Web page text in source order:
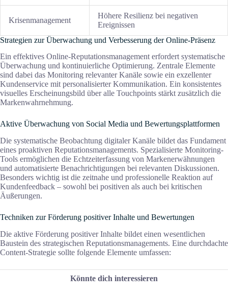
Krisenmanagement
Höhere Resilienz bei negativen
Ereignissen
Strategien zur Überwachung und Verbesserung der Online-Präsenz
Ein effektives Online-Reputationsmanagement erfordert systematische
Überwachung und kontinuierliche Optimierung. Zentrale Elemente
sind dabei das Monitoring relevanter Kanäle sowie ein exzellenter
Kundenservice mit personalisierter Kommunikation. Ein konsistentes
visuelles Erscheinungsbild über alle Touchpoints stärkt zusätzlich die
Markenwahrnehmung.
Aktive Überwachung von Social Media und Bewertungsplattformen
Die systematische Beobachtung digitaler Kanäle bildet das Fundament
eines proaktiven Reputationsmanagements. Spezialisierte Monitoring-
Tools ermöglichen die Echtzeiterfassung von Markenerwähnungen
und automatisierte Benachrichtigungen bei relevanten Diskussionen.
Besonders wichtig ist die zeitnahe und professionelle Reaktion auf
Kundenfeedback – sowohl bei positiven als auch bei kritischen
Äußerungen.
Techniken zur Förderung positiver Inhalte und Bewertungen
Die aktive Förderung positiver Inhalte bildet einen wesentlichen
Baustein des strategischen Reputationsmanagements. Eine durchdachte
Content-Strategie sollte folgende Elemente umfassen:
Könnte dich interessieren